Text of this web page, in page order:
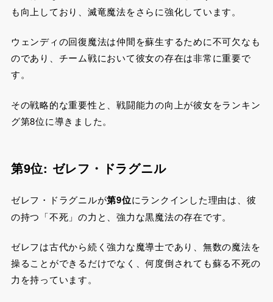
も向上しており、滅竜魔法をさらに強化しています。
ウェンディの回復魔法は仲間を蘇生するために不可欠なも
のであり、チーム戦において彼女の存在は非常に重要で
す。
その戦略的な重要性と、戦闘能力の向上が彼女をランキン
グ第8位に導きました。
第9位: ゼレフ・ドラグニル
ゼレフ・ドラグニルが第9位にランクインした理由は、彼
の持つ「不死」の力と、強力な黒魔法の存在です。
ゼレフは古代から続く強力な魔導士であり、無数の魔法を
操ることができるだけでなく、何度倒されても蘇る不死の
力を持っています。